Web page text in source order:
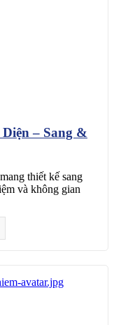
– Sang &
thiết kế sang
và không gian